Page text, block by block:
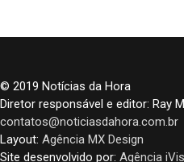
© 2019 Notícias da Hora
Diretor responsável e editor: Ray
contatos@noticiasdahora.com.br
Layout: Agência MX Design
Site desenvolvido por: Agência